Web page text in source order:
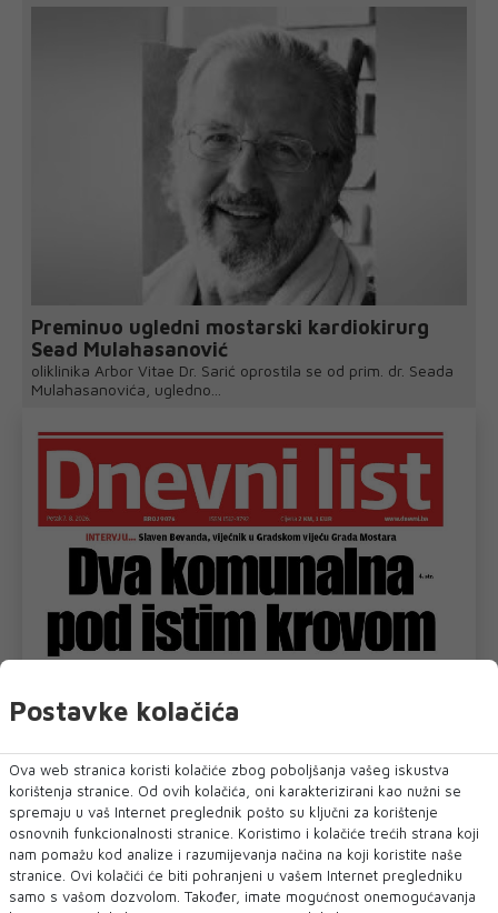
Preminuo ugledni mostarski kardiokirurg
Sead Mulahasanović
oliklinika Arbor Vitae Dr. Sarić oprostila se od prim. dr. Seada
Mulahasanovića, ugledno...
Postavke kolačića
Ova web stranica koristi kolačiće zbog poboljšanja vašeg iskustva
korištenja stranice. Od ovih kolačića, oni karakterizirani kao nužni se
spremaju u vaš Internet preglednik pošto su ključni za korištenje
osnovnih funkcionalnosti stranice. Koristimo i kolačiće trećih strana koji
nam pomažu kod analize i razumijevanja načina na koji koristite naše
stranice. Ovi kolačići će biti pohranjeni u vašem Internet pregledniku
samo s vašom dozvolom. Također, imate mogućnost onemogućavanja